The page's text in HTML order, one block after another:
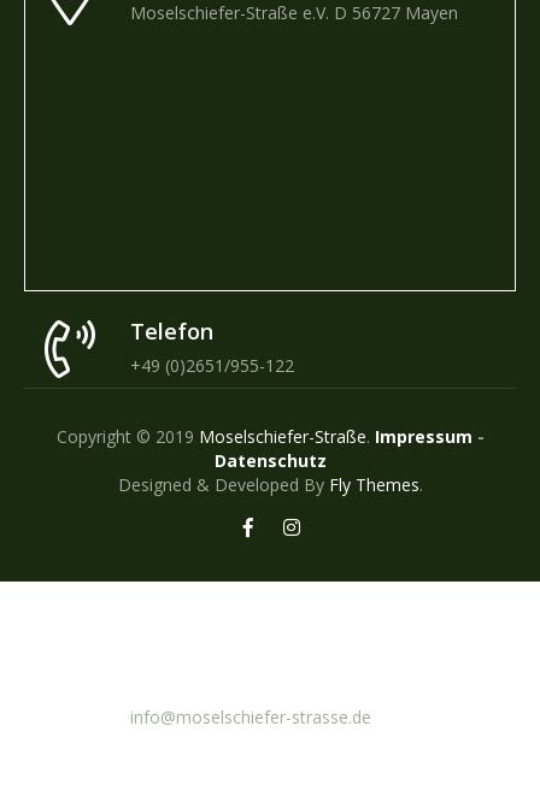
Moselschiefer-Straße e.V. D 56727 Mayen
Telefon
+49 (0)2651/955-122
info@moselschiefer-strasse.de
Copyright © 2019 Moselschiefer-Straße. Impressum -
Datenschutz
Designed & Developed By Fly Themes.